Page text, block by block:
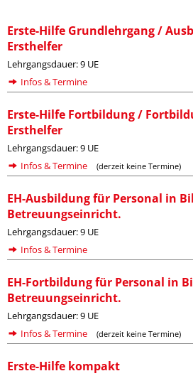
Erste-Hilfe Grundlehrgang /
Ersthelfer
Lehrgangsdauer: 9 UE
Infos & Termine
Erste-Hilfe Fortbildung /
Ersthelfer
Lehrgangsdauer: 9 UE
Infos & Termine
(derzeit keine Termine)
EH-Ausbildung für Personal in
Betreuungseinricht.
Lehrgangsdauer: 9 UE
Infos & Termine
EH-Fortbildung für Personal in
Betreuungseinricht.
Lehrgangsdauer: 9 UE
Infos & Termine
(derzeit keine Termine)
Erste-Hilfe kompakt